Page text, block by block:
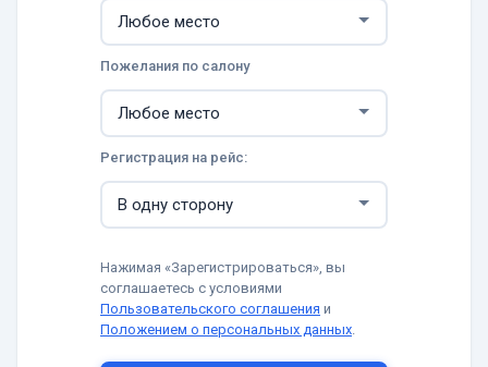
Пожелания по салону
Регистрация на рейс:
Нажимая «Зарегистрироваться», вы
соглашаетесь с условиями
Пользовательского соглашения и
Положением о персональных данных.